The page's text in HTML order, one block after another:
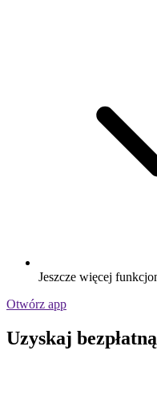
Jeszcze więcej
Otwórz app
Uzyskaj